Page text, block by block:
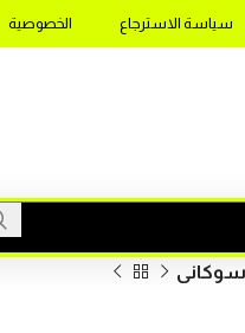
سياسة الاسترجاع الخصوصية